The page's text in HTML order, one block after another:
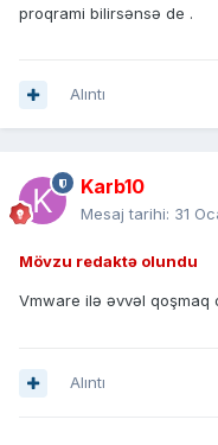
proqrami bilirsənsə de .
Alıntı
Karb10
Mesaj tarihi: 31
Mövzu redaktə olundu
Vmware ilə əvvəl qoşmaq
Alıntı